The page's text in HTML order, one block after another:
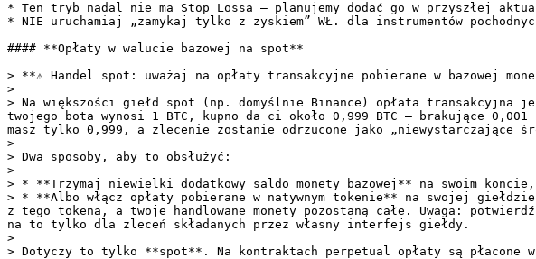
* Ten tryb nadal nie ma Stop Lossa — planujemy dodać go w przyszłej
* NIE uruchamiaj „zamykaj tylko z zyskiem” WŁ. dla instrumentów
#### **Opłaty w walucie bazowej na spot**
> **⚠️ Handel spot: uważaj na opłaty transakcyjne pobierane w bazowej
>
> Na większości giełd spot (np. domyślnie Binance) opłata transakcyjna
twojego bota wynosi 1 BTC, kupno da ci około 0,999 BTC — brakujące
masz tylko 0,999, a zlecenie zostanie odrzucone jako „niewystarczające
>
> Dwa sposoby, aby to obsłużyć:
>
> * **Trzymaj niewielki dodatkowy saldo monety bazowej** na swoim
> * **Albo włącz opłaty pobierane w natywnym tokenie** na swojej
z tego tokena, a twoje handlowane monety pozostaną całe. Uwaga:
na to tylko dla zleceń składanych przez własny interfejs giełdy.
>
> Dotyczy to tylko **spot**. Na kontraktach perpetual opłaty są płacone